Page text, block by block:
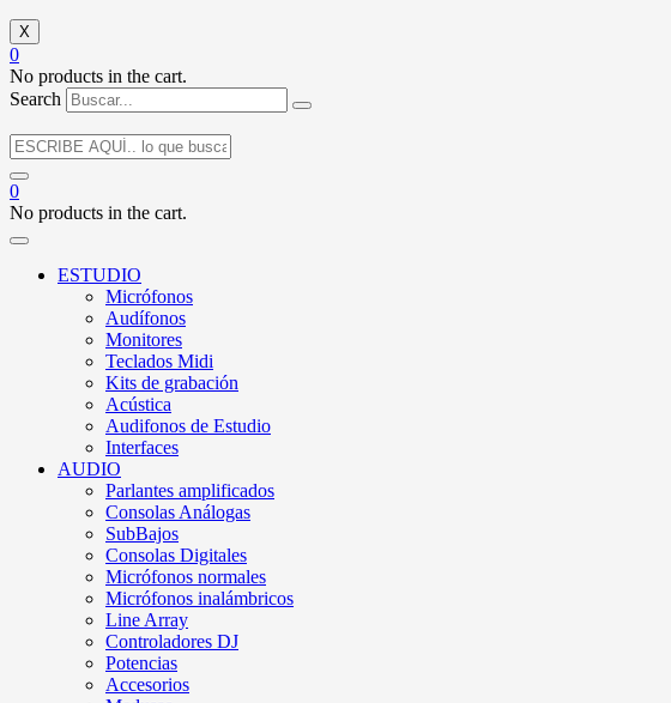
X
0
No products in the cart.
Search
0
No products in the cart.
ESTUDIO
Micrófonos
Audífonos
Monitores
Teclados Midi
Kits de grabación
Acústica
Audifonos de Estudio
Interfaces
AUDIO
Parlantes amplificados
Consolas Análogas
SubBajos
Consolas Digitales
Micrófonos normales
Micrófonos inalámbricos
Line Array
Controladores DJ
Potencias
Accesorios